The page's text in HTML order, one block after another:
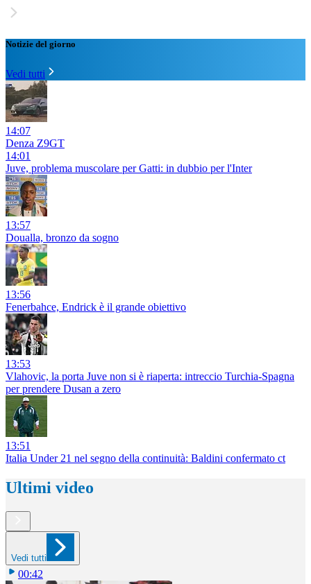
Notizie del giorno
Vedi tutti
14:07
Denza Z9GT
14:01
Juve, problema muscolare per Gatti: in dubbio per l'Inter
13:57
Doualla, bronzo da sogno
13:56
Fenerbahce, Endrick è il grande obiettivo
13:53
Vlahovic, la porta Juve non si è riaperta: intreccio Turchia-Spagna
per prendere Dusan a zero
13:51
Italia Under 21 nel segno della continuità: Baldini confermato ct
Ultimi video
Vedi tutti
00:42